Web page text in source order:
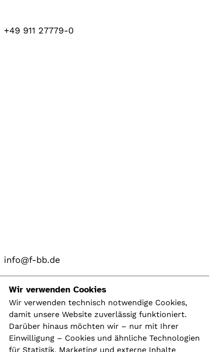
+49 911 27779-0
info@f-bb.de
Navigation
Kontakt
Presse
Aktuelles
Wir verwenden Cookies
Wir verwenden technisch notwendige Cookies,
damit unsere Website zuverlässig funktioniert.
Darüber hinaus möchten wir – nur mit Ihrer
Einwilligung – Cookies und ähnliche Technologien
für Statistik, Marketing und externe Inhalte